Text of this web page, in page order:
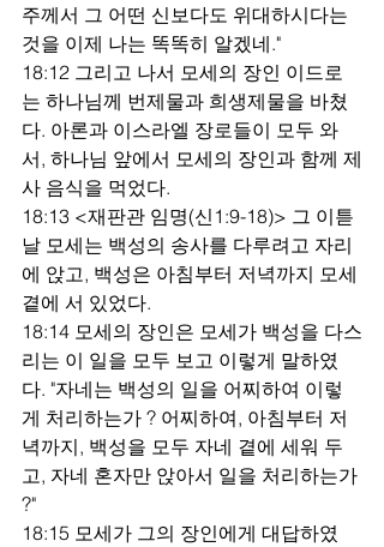
주께서 그 어떤 신보다도 위대하시다는
것을 이제 나는 똑똑히 알겠네."
18:12 그리고 나서 모세의 장인 이드로
는 하나님께 번제물과 희생제물을 바쳤
다. 아론과 이스라엘 장로들이 모두 와
서, 하나님 앞에서 모세의 장인과 함께 제
사 음식을 먹었다.
18:13 <재판관 임명(신1:9-18)> 그 이튿
날 모세는 백성의 송사를 다루려고 자리
에 앉고, 백성은 아침부터 저녁까지 모세
곁에 서 있었다.
18:14 모세의 장인은 모세가 백성을 다스
리는 이 일을 모두 보고 이렇게 말하였
다. "자네는 백성의 일을 어찌하여 이렇
게 처리하는가 ? 어찌하여, 아침부터 저
녁까지, 백성을 모두 자네 곁에 세워 두
고, 자네 혼자만 앉아서 일을 처리하는가
?"
18:15 모세가 그의 장인에게 대답하였